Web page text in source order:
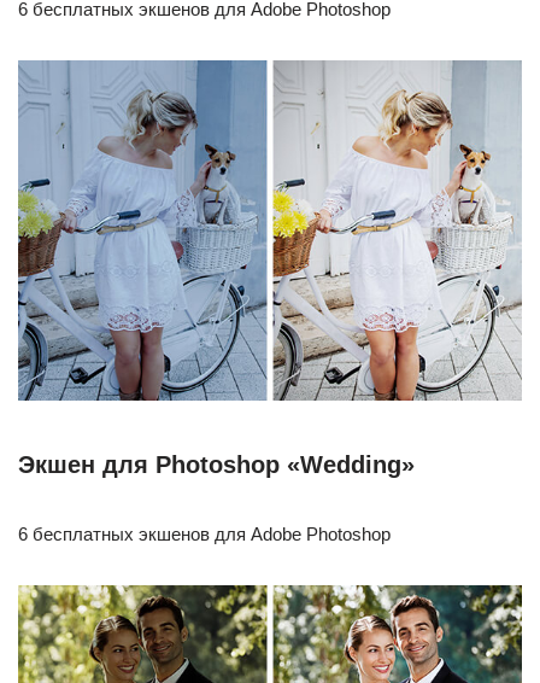
6 бесплатных экшенов для Adobe Photoshop
Экшен для Photoshop «Wedding»
6 бесплатных экшенов для Adobe Photoshop